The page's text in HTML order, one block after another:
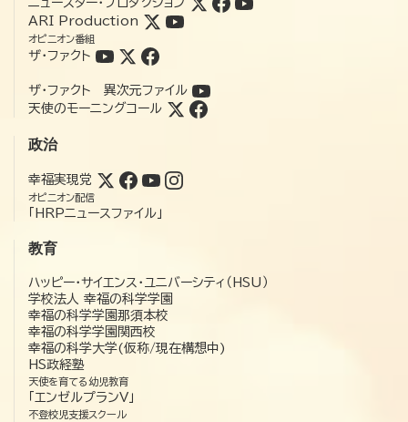
ニュースター・プロダクション
ARI Production
オピニオン番組
ザ・ファクト
ザ・ファクト 異次元ファイル
天使のモーニングコール
政治
幸福実現党
オピニオン配信
「HRPニュースファイル」
教育
ハッピー・サイエンス・ユニバーシティ（HSU）
学校法人 幸福の科学学園
幸福の科学学園那須本校
幸福の科学学園関西校
幸福の科学大学(仮称/現在構想中)
HS政経塾
天使を育てる幼児教育
「エンゼルプランV」
不登校児支援スクール